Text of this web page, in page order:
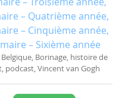
– Quatrième année,
– Cinquième année,
– Sixième année
Belgique, Borinage, histoire de
podcast, Vincent van Gogh